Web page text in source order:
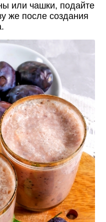
или чашки, подайте
же после создания